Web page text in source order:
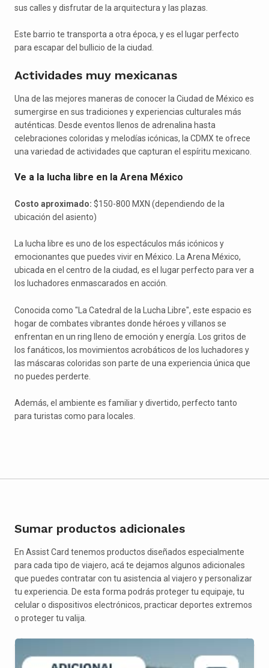
sus calles y disfrutar de la arquitectura y las plazas.
Este barrio te transporta a otra época, y es el lugar perfecto
para escapar del bullicio de la ciudad.
Actividades muy mexicanas
Una de las mejores maneras de conocer la Ciudad de México es
sumergirse en sus tradiciones y experiencias culturales más
auténticas. Desde eventos llenos de adrenalina hasta
celebraciones coloridas y melodías icónicas, la CDMX te ofrece
una variedad de actividades que capturan el espíritu mexicano.
Ve a la lucha libre en la Arena México
Costo aproximado: $150-800 MXN (dependiendo de la
ubicación del asiento)
La lucha libre es uno de los espectáculos más icónicos y
emocionantes que puedes vivir en México. La Arena México,
ubicada en el centro de la ciudad, es el lugar perfecto para ver a
los luchadores enmascarados en acción.
Conocida como "La Catedral de la Lucha Libre", este espacio es
hogar de combates vibrantes donde héroes y villanos se
enfrentan en un ring lleno de emoción y energía. Los gritos de
los fanáticos, los movimientos acrobáticos de los luchadores y
las máscaras coloridas son parte de una experiencia única que
no puedes perderte.
Además, el ambiente es familiar y divertido, perfecto tanto
para turistas como para locales.
Sumar productos adicionales
En Assist Card tenemos productos diseñados especialmente
para cada tipo de viajero, acá te dejamos algunos adicionales
que puedes contratar con tu asistencia al viajero y personalizar
tu experiencia. De esta forma podrás proteger tu equipaje, tu
celular o dispositivos electrónicos, practicar deportes extremos
o proteger tu valija.